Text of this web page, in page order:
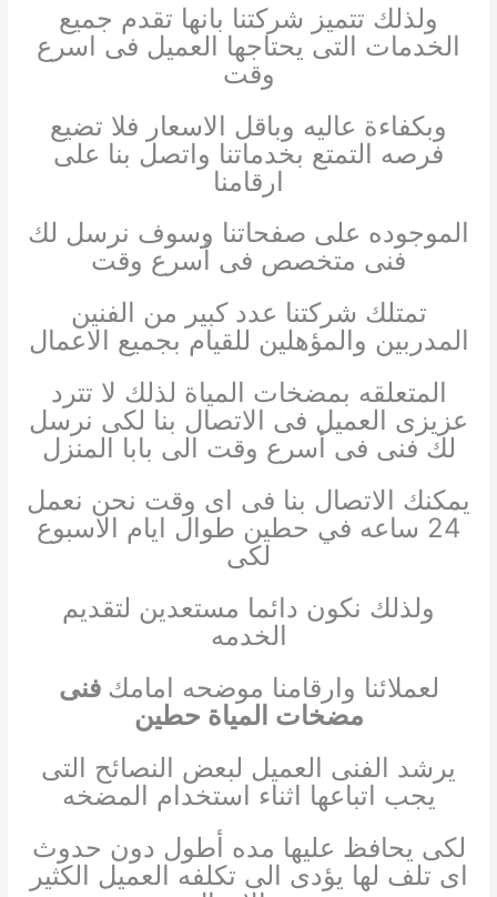
ولذلك تتميز شركتنا بانها تقدم جميع
الخدمات التى يحتاجها العميل فى اسرع
وقت
وبكفاءة عاليه وباقل الاسعار فلا تضيع
فرصه التمتع بخدماتنا واتصل بنا على
ارقامنا
الموجوده على صفحاتنا وسوف نرسل لك
فنى متخصص فى أسرع وقت
تمتلك شركتنا عدد كبير من الفنين
المدربين والمؤهلين للقيام بجميع الاعمال
المتعلقه بمضخات المياة لذلك لا تترد
عزيزى العميل فى الاتصال بنا لكى نرسل
لك فنى فى أسرع وقت الى بابا المنزل
يمكنك الاتصال بنا فى اى وقت نحن نعمل
24 ساعه في حطين طوال ايام الاسبوع
لكى
ولذلك نكون دائما مستعدين لتقديم
الخدمه
لعملائنا وارقامنا موضحه امامك فنى
مضخات المياة حطين
يرشد الفنى العميل لبعض النصائح التى
يجب اتباعها اثناء استخدام المضخه
لكى يحافظ عليها مده أطول دون حدوث
اى تلف لها يؤدى الى تكلفه العميل الكثير